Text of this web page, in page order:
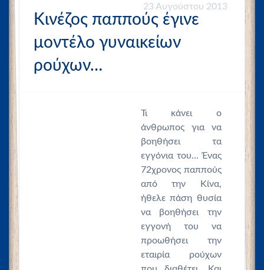
23 Αυγούστου 2013
Κινέζος παππούς έγινε
μοντέλο γυναικείων
ρούχων…
Τι κάνει ο
άνθρωπος για να
βοηθήσει τα
εγγόνια του… Ένας
72χρονος παππούς
από την Κίνα,
ήθελε πάση θυσία
να βοηθήσει την
εγγονή του να
προωθήσει την
εταιρία ρούχων